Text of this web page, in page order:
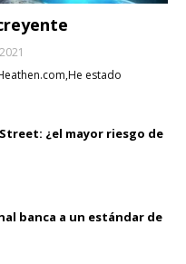
estado
¿el mayor riesgo de
banca a un estándar de